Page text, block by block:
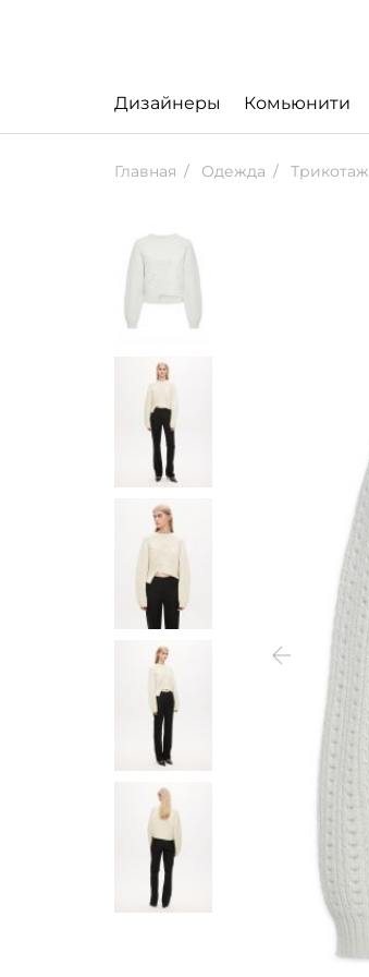
Дизайнеры Комьюнити
Главная Одежда Трикотаж